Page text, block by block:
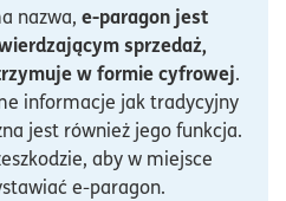
nazwa, e-paragon jest
sprzedaż,
w formie cyfrowej.
informacje jak tradycyjny
jest również jego funkcja.
aby w miejsce
e-paragon.